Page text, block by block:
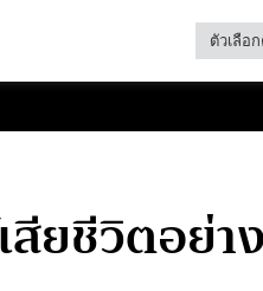
ยชีวิตอย่าง
ตัวเลือ